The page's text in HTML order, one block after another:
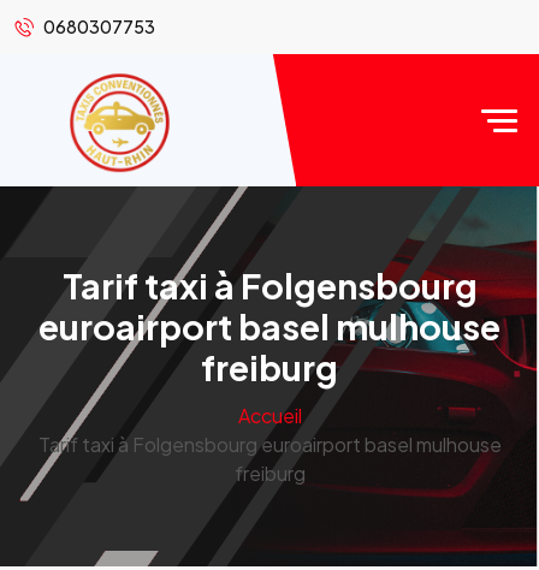
0680307753
Tarif taxi à Folgensbourg
euroairport basel mulhouse
freiburg
Accueil
Tarif taxi à Folgensbourg euroairport basel mulhouse
freiburg